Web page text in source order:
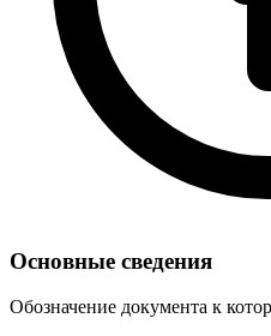
Основные сведения
Обозначение документа к